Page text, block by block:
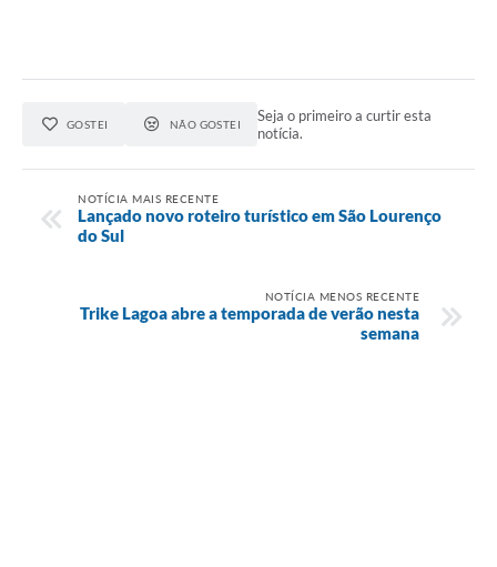
GOSTEI NÃO GOSTEI
Seja o primeiro a curtir esta
notícia.
NOTÍCIA MAIS RECENTE
Lançado novo roteiro turístico em São Lourenço
do Sul
NOTÍCIA MENOS RECENTE
Trike Lagoa abre a temporada de verão nesta
semana